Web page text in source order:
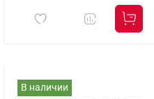
В наличии